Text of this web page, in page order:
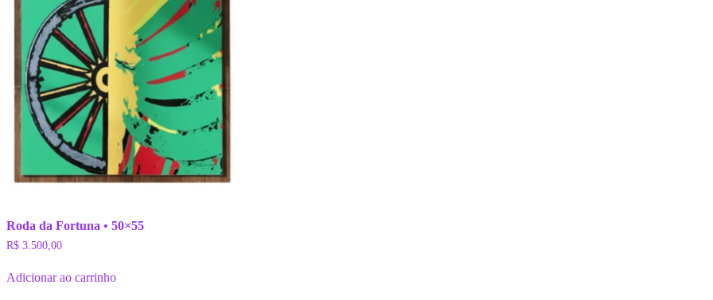
Roda da Fortuna • 50×55
R$ 3.500,00
Adicionar ao carrinho